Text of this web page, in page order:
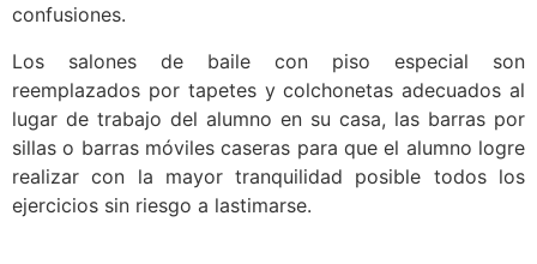
confusiones.
Los salones de baile con piso especial son
reemplazados por tapetes y colchonetas adecuados al
lugar de trabajo del alumno en su casa, las barras por
sillas o barras móviles caseras para que el alumno logre
realizar con la mayor tranquilidad posible todos los
ejercicios sin riesgo a lastimarse.